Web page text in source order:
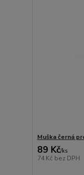
Muška černá
89 Kč/ks
74 Kč bez DPH